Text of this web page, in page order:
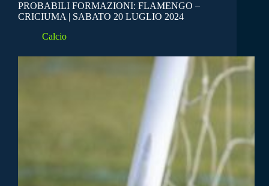
PROBABILI FORMAZIONI: FLAMENGO –
CRICIUMA | SABATO 20 LUGLIO 2024
Calcio